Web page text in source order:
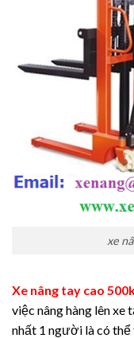
xe
Xe nâng tay cao
việc nâng hàng lên xe
nhất 1 người là có thể